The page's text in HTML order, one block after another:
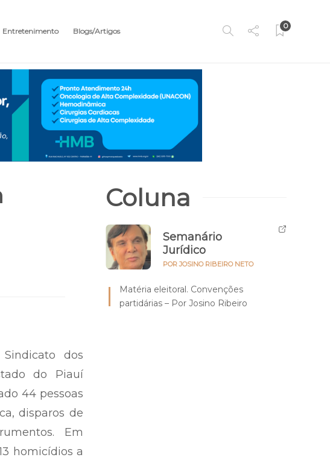
Entretenimento Blogs/Artigos
0
dos
do Piauí
44 pessoas
disparos de
Em
homicídios a
Coluna
Semanário
Jurídico
POR JOSINO RIBEIRO NETO
Matéria eleitoral. Convenções
partidárias – Por Josino Ribeiro